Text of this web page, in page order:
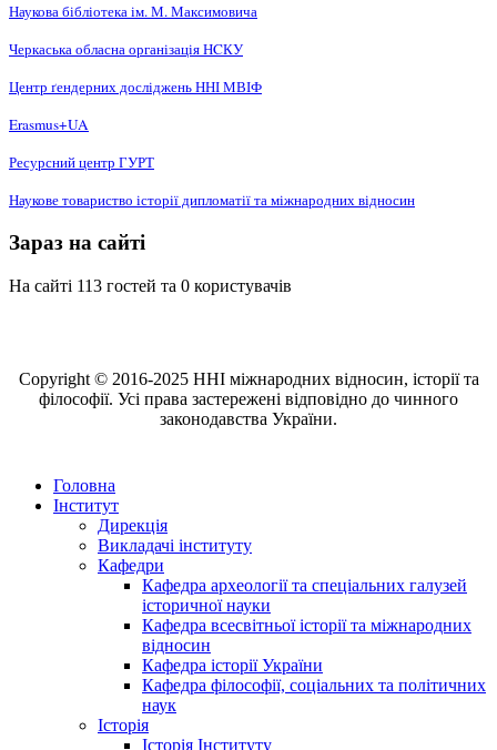
Наукова бібліотека ім. М. Максимовича
Черкаська обласна організація НCКУ
Центр ґендерних досліджень ННІ МВІФ
Erasmus+UA
Ресурсний центр ГУРТ
Наукове товариство історії дипломатії та міжнародних відносин
Зараз на сайті
На сайті 113 гостей та 0 користувачів
Copyright © 2016-2025 ННІ міжнародних відносин, історії та
філософії. Усі права застережені відповідно до чинного
законодавства України.
Головна
Інститут
Дирекція
Викладачі інституту
Кафедри
Кафедра археології та спеціальних галузей
історичної науки
Кафедра всесвітньої історії та міжнародних
відносин
Кафедра історії України
Кафедра філософії, соціальних та політичних
наук
Історія
Історія Інституту